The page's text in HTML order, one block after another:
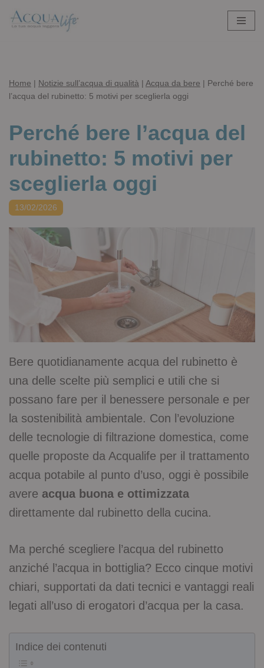
Home | Notizie sull’acqua di qualità | Acqua da bere | Perché bere
l’acqua del rubinetto: 5 motivi per sceglierla oggi
Perché bere l’acqua del
rubinetto: 5 motivi per
sceglierla oggi
13/02/2026
Bere quotidianamente acqua del rubinetto è
una delle scelte più semplici e utili che si
possano fare per il benessere personale e per
la sostenibilità ambientale. Con l’evoluzione
delle tecnologie di filtrazione domestica, come
quelle proposte da Acqualife per il trattamento
acqua potabile al punto d’uso, oggi è possibile
avere acqua buona e ottimizzata
direttamente dal rubinetto della cucina.
Ma perché scegliere l’acqua del rubinetto
anziché l’acqua in bottiglia? Ecco cinque motivi
chiari, supportati da dati tecnici e vantaggi reali
legati all’uso di erogatori d’acqua per la casa.
Indice dei contenuti